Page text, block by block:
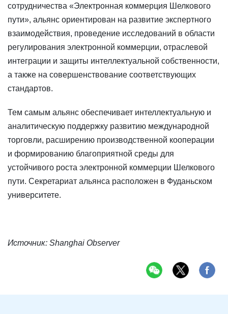
сотрудничества «Электронная коммерция Шелкового
пути», альянс ориентирован на развитие экспертного
взаимодействия, проведение исследований в области
регулирования электронной коммерции, отраслевой
интеграции и защиты интеллектуальной собственности,
а также на совершенствование соответствующих
стандартов.
Тем самым альянс обеспечивает интеллектуальную и
аналитическую поддержку развитию международной
торговли, расширению производственной кооперации
и формированию благоприятной среды для
устойчивого роста электронной коммерции Шелкового
пути. Секретариат альянса расположен в Фуданьском
университете.
Источник: Shanghai Observer